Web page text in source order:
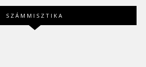
SZÁMMISZTIKA